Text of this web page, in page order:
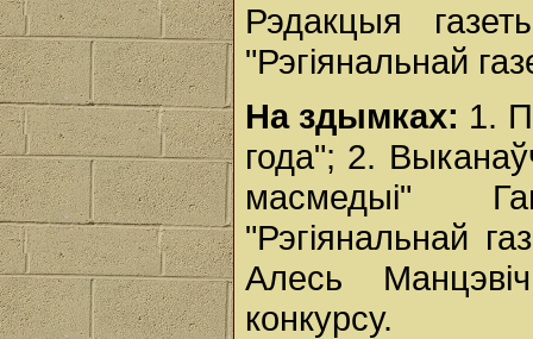
Рэдакцыя
"Рэгіянальнай
На здымках: 1.
года"; 2.
масмедыі"
"Рэгіянальнай
Алесь
конкурсу.